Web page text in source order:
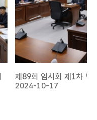
제89회 임시회 제1차 인
2024-10-17